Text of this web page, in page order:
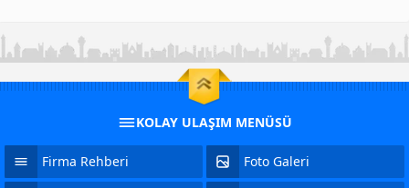
KOLAY ULAŞIM MENÜSÜ
Firma Rehberi Foto Galeri